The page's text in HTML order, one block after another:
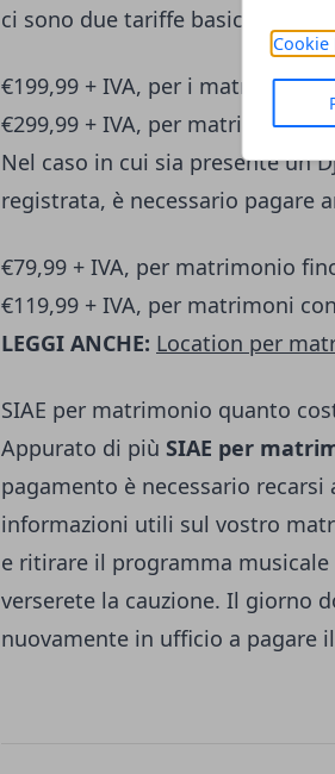
Cookie
ci sono due tariffe basic da
€199,99 + IVA, per i matrimoni
€299,99 + IVA, per matrimoni
Nel caso in cui sia presente un
registrata, è necessario pagare
€79,99 + IVA, per matrimonio
€119,99 + IVA, per matrimoni
LEGGI ANCHE: Location per
SIAE per matrimonio quanto
Appurato di più SIAE per
pagamento è necessario recarsi
informazioni utili sul vostro
e ritirare il programma
verserete la cauzione. Il giorno
nuovamente in ufficio a pagare